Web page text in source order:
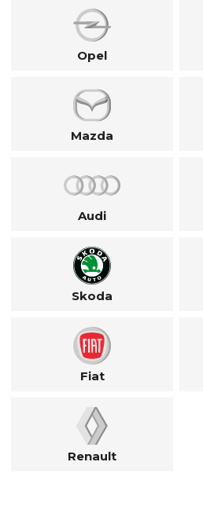
Opel
Mazda
Audi
Skoda
Fiat
Renault